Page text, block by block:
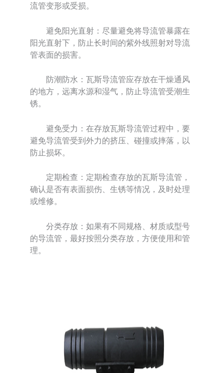
流管变形或受损。
避免阳光直射：尽量避免将导流管暴露在
阳光直射下，防止长时间的紫外线照射对导流
管表面的损害。
防潮防水：瓦斯导流管应存放在干燥通风
的地方，远离水源和湿气，防止导流管受潮生
锈。
避免受力：在存放瓦斯导流管过程中，要
避免导流管受到外力的挤压、碰撞或摔落，以
防止损坏。
定期检查：定期检查存放的瓦斯导流管，
确认是否有表面损伤、生锈等情况，及时处理
或维修。
分类存放：如果有不同规格、材质或型号
的导流管，最好按照分类存放，方便使用和管
理。